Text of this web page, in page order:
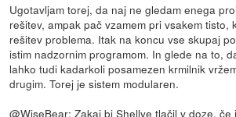
Ugotavljam torej, da naj ne gledam enega
rešitev, ampak pač vzamem pri vsakem tisto,
rešitev problema. Itak na koncu vse skupaj
istim nadzornim programom. In glede na to,
lahko tudi kadarkoli posamezen krmilnik
drugim. Torej je sistem modularen.
@WiseBear: Zakaj bi Shellye tlačil v doze, če